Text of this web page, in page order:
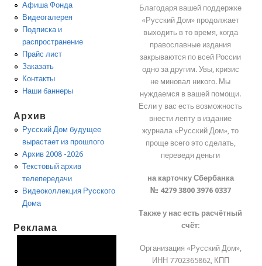
Афиша Фонда
Видеогалерея
Подписка и
распространение
Прайс лист
Заказать
Контакты
Наши баннеры
Архив
Русский Дом будущее
вырастает из прошлого
Архив 2008 -2026
Текстовый архив
телепередачи
Видеоколлекция Русского
Дома
Реклама
Благодаря вашей поддержке
«Русский Дом» продолжает
выходить в то время, когда
православные издания
закрываются по всей России
одно за другим. Увы, кризис
не миновал никого. Мы
нуждаемся в вашей помощи.
Если у вас есть возможность
внести лепту в издание
журнала «Русский Дом», то
проще всего это сделать,
переведя деньги
на карточку Сбербанка
№ 4279 3800 3976 0337
Также у нас есть расчётный
счёт:
Организация «Русский Дом»,
ИНН 7702365862, КПП